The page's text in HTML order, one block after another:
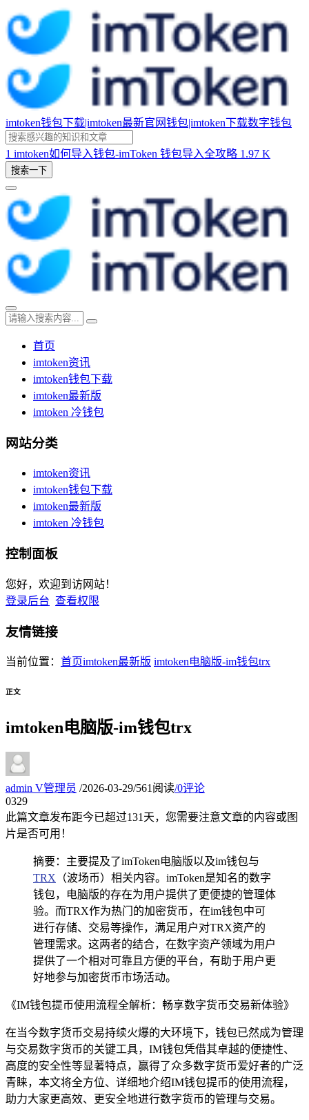
imtoken钱包下载|imtoken最新官网钱包|imtoken下载数字钱包
1 imtoken如何导入钱包-imToken 钱包导入全攻略 1.97 K
搜索一下
首页
imtoken资讯
imtoken钱包下载
imtoken最新版
imtoken 冷钱包
网站分类
imtoken资讯
imtoken钱包下载
imtoken最新版
imtoken 冷钱包
控制面板
您好，欢迎到访网站！
登录后台 查看权限
友情链接
当前位置： 首页imtoken最新版 imtoken电脑版-im钱包trx
正文
imtoken电脑版-im钱包trx
admin V管理员 /2026-03-29/561阅读/0评论
0329
此篇文章发布距今已超过131 天，您需要注意文章的内容或图
片是否可用！
摘要：主要提及了imToken电脑版以及im钱包与
TRX （波场币）相关内容。imToken是知名的数字
钱包，电脑版的存在为用户提供了更便捷的管理体
验。而TRX作为热门的加密货币，在im钱包中可
进行存储、交易等操作，满足用户对TRX资产的
管理需求。这两者的结合，在数字资产领域为用户
提供了一个相对可靠且方便的平台，有助于用户更
好地参与加密货币市场活动。
《IM钱包提币使用流程全解析：畅享数字货币交易新体验》
在当今数字货币交易持续火爆的大环境下，钱包已然成为管理
与交易数字货币的关键工具，IM钱包凭借其卓越的便捷性、
高度的安全性等显著特点，赢得了众多数字货币爱好者的广泛
青睐，本文将全方位、详细地介绍IM钱包提币的使用流程，
助力大家更高效、更安全地进行数字货币的管理与交易。